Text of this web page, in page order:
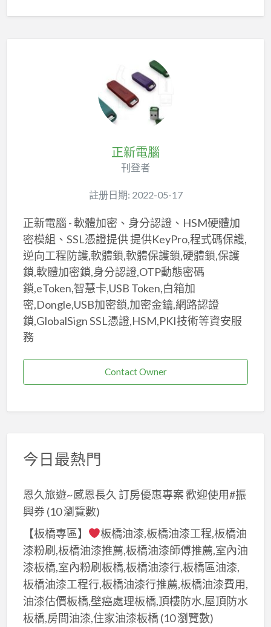
正新電腦
刊登者
註册日期: 2022-05-17
正新電腦 - 軟體加密、身分認證、HSM硬體加
密模組、SSL憑證提供 提供KeyPro,程式碼保護,
逆向工程防護,軟體鎖,軟體保護鎖,硬體鎖,保護
鎖,軟體加密鎖,身分認證,OTP動態密碼
鎖,eToken,智慧卡,USB Token,白箱加
密,Dongle,USB加密鎖,加密金鑰,網路認證
鎖,GlobalSign SSL憑證,HSM,PKI技術等資安服
務
Contact Owner
今日最熱門
恩久旅遊~感恩長久 訂房優惠專案 歡迎使用#振
興券(10 瀏覽數)
【板橋專區】
板橋油漆,板橋油漆工程,板橋油
漆粉刷,板橋油漆推薦,板橋油漆師傅推薦,室內油
漆板橋,室內粉刷板橋,板橋油漆行,板橋區油漆,
板橋油漆工程行,板橋油漆行推薦,板橋油漆費用,
油漆估價板橋,壁癌處理板橋,頂樓防水,屋頂防水
板橋,房間油漆,住家油漆板橋(10 瀏覽數)